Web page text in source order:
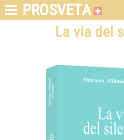
PROSVETA
La via del